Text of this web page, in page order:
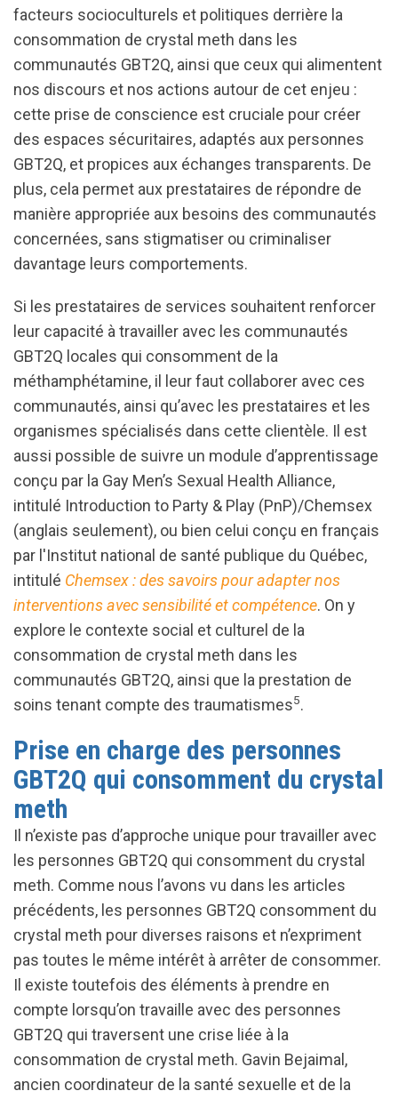
facteurs socioculturels et politiques derrière la
consommation de crystal meth dans les
communautés GBT2Q, ainsi que ceux qui alimentent
nos discours et nos actions autour de cet enjeu :
cette prise de conscience est cruciale pour créer
des espaces sécuritaires, adaptés aux personnes
GBT2Q, et propices aux échanges transparents. De
plus, cela permet aux prestataires de répondre de
manière appropriée aux besoins des communautés
concernées, sans stigmatiser ou criminaliser
davantage leurs comportements.
Si les prestataires de services souhaitent renforcer
leur capacité à travailler avec les communautés
GBT2Q locales qui consomment de la
méthamphétamine, il leur faut collaborer avec ces
communautés, ainsi qu’avec les prestataires et les
organismes spécialisés dans cette clientèle. Il est
aussi possible de suivre un module d’apprentissage
conçu par la Gay Men’s Sexual Health Alliance,
intitulé Introduction to Party & Play (PnP)/Chemsex
(anglais seulement), ou bien celui conçu en français
par l'Institut national de santé publique du Québec,
intitulé Chemsex : des savoirs pour adapter nos
interventions avec sensibilité et compétence. On y
explore le contexte social et culturel de la
consommation de crystal meth dans les
communautés GBT2Q, ainsi que la prestation de
soins tenant compte des traumatismes5.
Prise en charge des personnes
GBT2Q qui consomment du crystal
meth
Il n’existe pas d’approche unique pour travailler avec
les personnes GBT2Q qui consomment du crystal
meth. Comme nous l’avons vu dans les articles
précédents, les personnes GBT2Q consomment du
crystal meth pour diverses raisons et n’expriment
pas toutes le même intérêt à arrêter de consommer.
Il existe toutefois des éléments à prendre en
compte lorsqu’on travaille avec des personnes
GBT2Q qui traversent une crise liée à la
consommation de crystal meth. Gavin Bejaimal,
ancien coordinateur de la santé sexuelle et de la